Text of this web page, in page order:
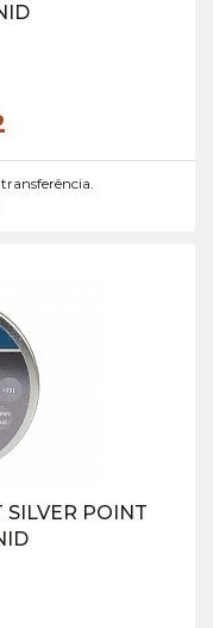
POINT